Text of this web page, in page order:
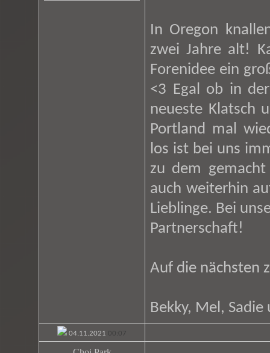
In Oregon
zwei Jahre alt!
Forenidee ein
<3 Egal ob in
neueste Klatsch
Portland mal
los ist bei uns
zu dem
auch weiterhin
Lieblinge. Bei
Partnerschaft!
Auf die nächsten
Bekky, Mel,
04.11.2021 00:07